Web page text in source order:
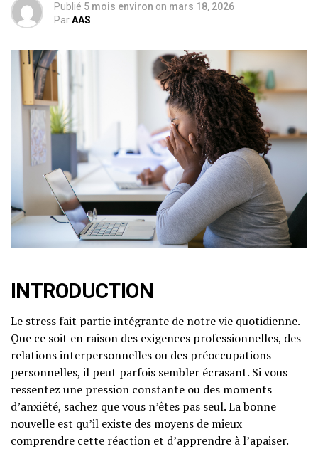
Publié 5 mois environ on mars 18, 2026
ParAAS
INTRODUCTION
Le stress fait partie intégrante de notre vie quotidienne.
Que ce soit en raison des exigences professionnelles, des
relations interpersonnelles ou des préoccupations
personnelles, il peut parfois sembler écrasant. Si vous
ressentez une pression constante ou des moments
d’anxiété, sachez que vous n’êtes pas seul. La bonne
nouvelle est qu’il existe des moyens de mieux
comprendre cette réaction et d’apprendre à l’apaiser.